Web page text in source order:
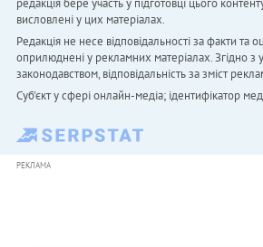
редакція бере участь у підготовці цього
висловлені у цих матеріалах.
Редакція не несе відповідальності за факти та
оприлюднені у рекламних матеріалах. Згідно з
законодавством, відповідальність за зміст
Cуб'єкт у сфері онлайн-медіа; ідентифікатор
РЕКЛАМА